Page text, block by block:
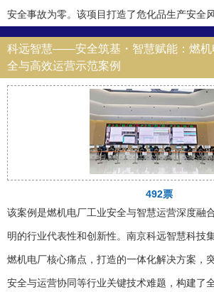
安全事故为零。该项目打造了危化品生产安全风
科远智慧——安全筑基・智慧赋能：燃机
全与高效运营示范案例
492票
该案例是燃机电厂工业安全与智慧运营深度融
明的行业代表性和创新性。南京科远智慧科技
燃机电厂核心痛点，打造的一体化解决方案，
安全与运营协同等行业关键技术难题，构建了